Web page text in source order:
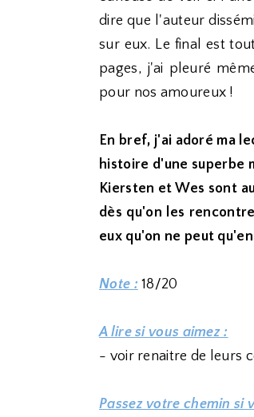
dire que l'auteur
sur eux. Le final est
pages, j'ai pleuré
pour nos amoureux !
En bref, j'ai adoré ma
histoire d'une superbe
Kiersten et Wes sont
dès qu'on les
eux qu'on ne peut
Note : 18/20
A lire si vous aimez :
- voir renaitre de leurs
Passez votre chemin si